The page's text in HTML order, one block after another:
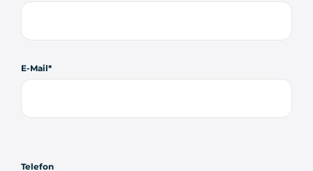
E-Mail
Telefon